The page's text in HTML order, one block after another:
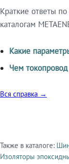
Краткие ответы
каталогам
Какие
Чем
Вся справка →
Смежные
Также в каталоге:
Изоляторы